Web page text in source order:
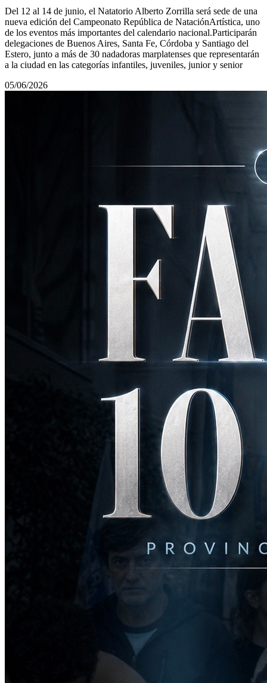
Del 12 al 14 de junio, el Natatorio Alberto Zorrilla será sede de una
nueva edición del Campeonato República de NataciónArtística, uno
de los eventos más importantes del calendario nacional.Participarán
delegaciones de Buenos Aires, Santa Fe, Córdoba y Santiago del
Estero, junto a más de 30 nadadoras marplatenses que representarán
a la ciudad en las categorías infantiles, juveniles, junior y senior
05/06/2026